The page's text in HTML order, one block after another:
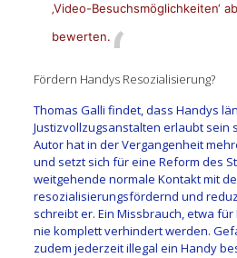
‚Video-Besuchsmöglichkeiten‘
bewerten.
Fördern Handys Resozialisierung?
Thomas Galli findet, dass Handys
Justizvollzugsanstalten erlaubt sein
Autor hat in der Vergangenheit
und setzt sich für eine Reform des
weitgehende normale Kontakt mit
resozialisierungsfördernd und
schreibt er. Ein Missbrauch, etwa
nie komplett verhindert werden.
zudem jederzeit illegal ein Handy